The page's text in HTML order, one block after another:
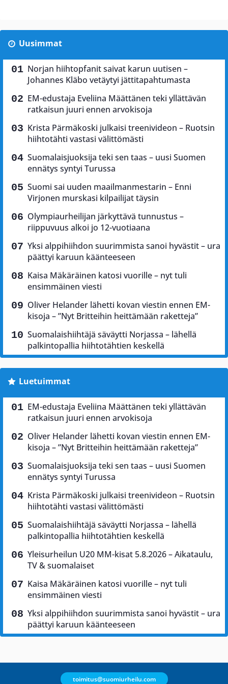
Uusimmat
Norjan hiihtopfanit saivat karun uutisen –
Johannes Kläbo vetäytyi jättitapahtumasta
EM-edustaja Eveliina Määttänen teki yllättävän
ratkaisun juuri ennen arvokisoja
Krista Pärmäkoski julkaisi treenivideon – Ruotsin
hiihtotähti vastasi välittömästi
Suomalaisjuoksija teki sen taas – uusi Suomen
ennätys syntyi Turussa
Suomi sai uuden maailmanmestarin – Enni
Virjonen murskasi kilpailijat täysin
Olympiaurheilijan järkyttävä tunnustus –
riippuvuus alkoi jo 12-vuotiaana
Yksi alppihiihdon suurimmista sanoi hyvästit – ura
päättyi karuun käänteeseen
Kaisa Mäkäräinen katosi vuorille – nyt tuli
ensimmäinen viesti
Oliver Helander lähetti kovan viestin ennen EM-
kisoja – ”Nyt Britteihin heittämään raketteja”
Suomalaishiihtäjä säväytti Norjassa – lähellä
palkintopallia hiihtotähtien keskellä
Luetuimmat
EM-edustaja Eveliina Määttänen teki yllättävän
ratkaisun juuri ennen arvokisoja
Oliver Helander lähetti kovan viestin ennen EM-
kisoja – ”Nyt Britteihin heittämään raketteja”
Suomalaisjuoksija teki sen taas – uusi Suomen
ennätys syntyi Turussa
Krista Pärmäkoski julkaisi treenivideon – Ruotsin
hiihtotähti vastasi välittömästi
Suomalaishiihtäjä säväytti Norjassa – lähellä
palkintopallia hiihtotähtien keskellä
Yleisurheilun U20 MM-kisat 5.8.2026 – Aikataulu,
TV & suomalaiset
Kaisa Mäkäräinen katosi vuorille – nyt tuli
ensimmäinen viesti
Yksi alppihiihdon suurimmista sanoi hyvästit – ura
päättyi karuun käänteeseen
toimitus@suomiurheilu.com